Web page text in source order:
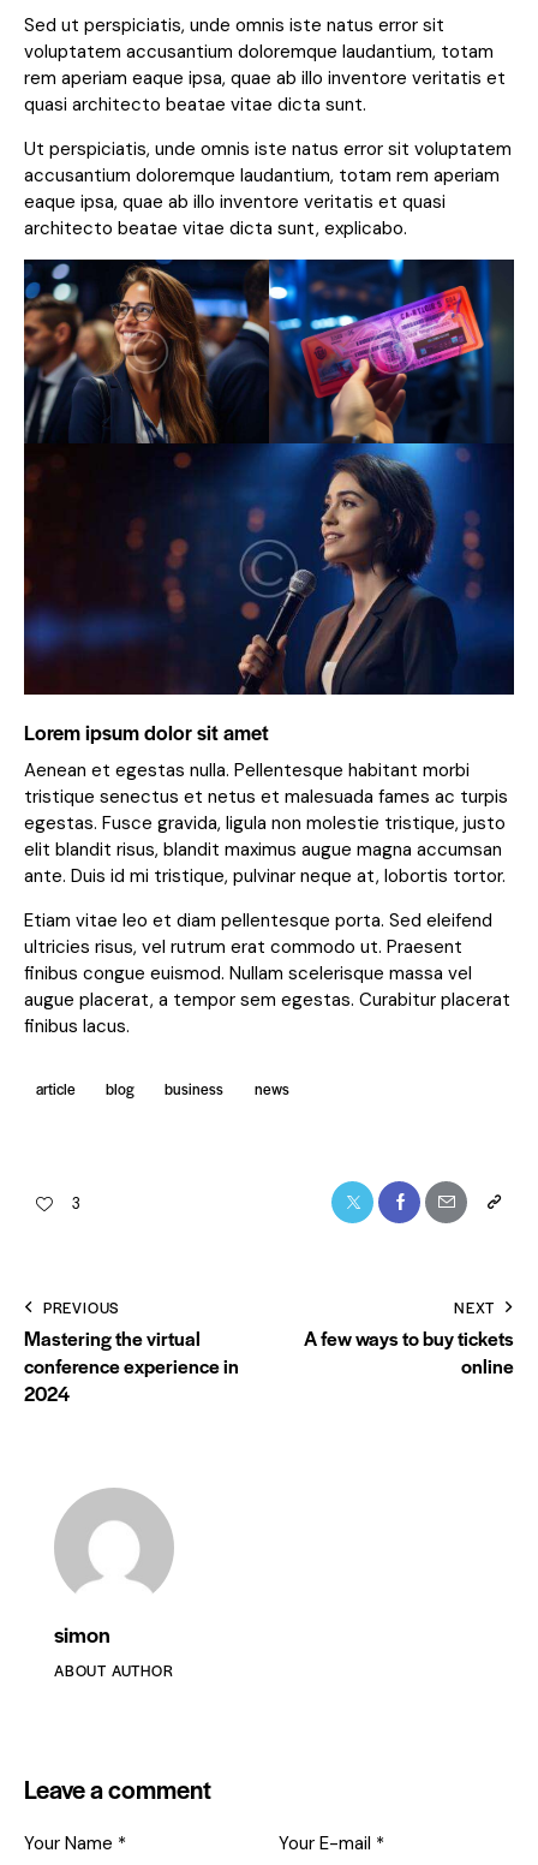
Sed ut perspiciatis, unde omnis iste natus error sit
voluptatem accusantium doloremque laudantium, totam
rem aperiam eaque ipsa, quae ab illo inventore veritatis et
quasi architecto beatae vitae dicta sunt.
Ut perspiciatis, unde omnis iste natus error sit voluptatem
accusantium doloremque laudantium, totam rem aperiam
eaque ipsa, quae ab illo inventore veritatis et quasi
architecto beatae vitae dicta sunt, explicabo.
Lorem ipsum dolor sit amet
Aenean et egestas nulla. Pellentesque habitant morbi
tristique senectus et netus et malesuada fames ac turpis
egestas. Fusce gravida, ligula non molestie tristique, justo
elit blandit risus, blandit maximus augue magna accumsan
ante. Duis id mi tristique, pulvinar neque at, lobortis tortor.
Etiam vitae leo et diam pellentesque porta. Sed eleifend
ultricies risus, vel rutrum erat commodo ut. Praesent
finibus congue euismod. Nullam scelerisque massa vel
augue placerat, a tempor sem egestas. Curabitur placerat
finibus lacus.
article blog business news
3
PREVIOUS
Mastering the virtual
conference experience in
2024
NEXT
A few ways to buy tickets
online
simon
ABOUT AUTHOR
Leave a comment